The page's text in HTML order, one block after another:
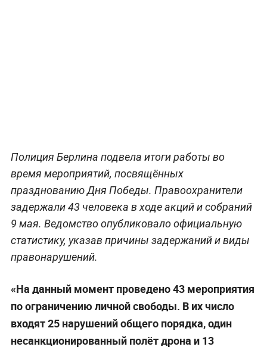
Полиция Берлина подвела итоги работы во
время мероприятий, посвящённых
празднованию Дня Победы. Правоохранители
задержали 43 человека в ходе акций и собраний
9 мая. Ведомство опубликовало официальную
статистику, указав причины задержаний и виды
правонарушений.
«На данный момент проведено 43 мероприятия
по ограничению личной свободы. В их число
входят 25 нарушений общего порядка, один
несанкционированный полёт дрона и 13